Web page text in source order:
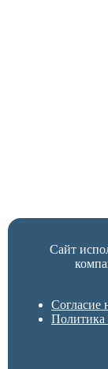
Сайт
Согласие
Политика